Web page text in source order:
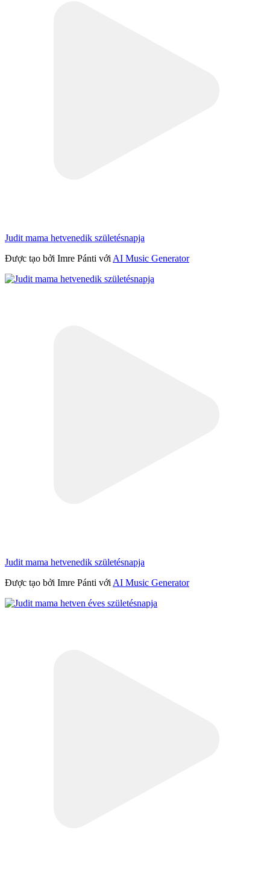
Judit mama hetvenedik születésnapja
Được tạo bởi Imre Pánti với AI Music Generator
Judit mama hetvenedik születésnapja
Được tạo bởi Imre Pánti với AI Music Generator